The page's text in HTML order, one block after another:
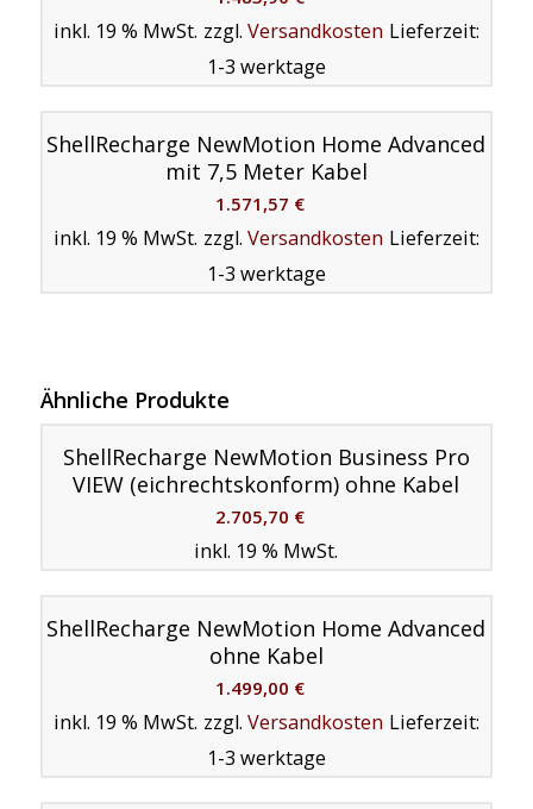
inkl. 19 % MwSt. zzgl. Versandkosten Lieferzeit:
1-3 werktage
ShellRecharge NewMotion Home Advanced
mit 7,5 Meter Kabel
1.571,57 €
inkl. 19 % MwSt. zzgl. Versandkosten Lieferzeit:
1-3 werktage
Ähnliche Produkte
ShellRecharge NewMotion Business Pro
VIEW (eichrechtskonform) ohne Kabel
2.705,70 €
inkl. 19 % MwSt.
ShellRecharge NewMotion Home Advanced
ohne Kabel
1.499,00 €
inkl. 19 % MwSt. zzgl. Versandkosten Lieferzeit:
1-3 werktage